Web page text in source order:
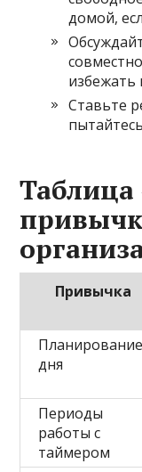
домой,
избежать
Ставьте
Привычка
Планирование
дня
Периоды
работы с
таймером